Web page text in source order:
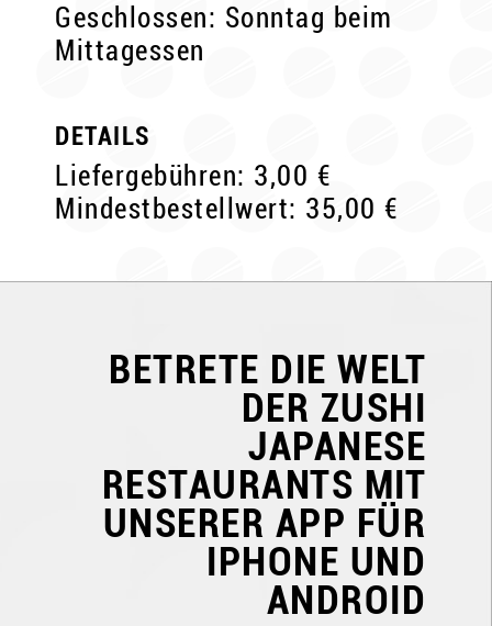
Geschlossen: Sonntag beim
Mittagessen
DETAILS
Liefergebühren: 3,00 €
Mindestbestellwert: 35,00 €
BETRETE DIE WELT
DER ZUSHI
JAPANESE
RESTAURANTS MIT
UNSERER APP FÜR
IPHONE UND
ANDROID